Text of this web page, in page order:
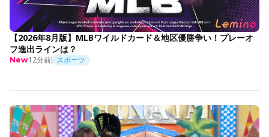
【2026年8月版】MLBワイルドカード＆地区優勝争い！プレーオ
フ進出ラインは？
New12分前 スポーツ